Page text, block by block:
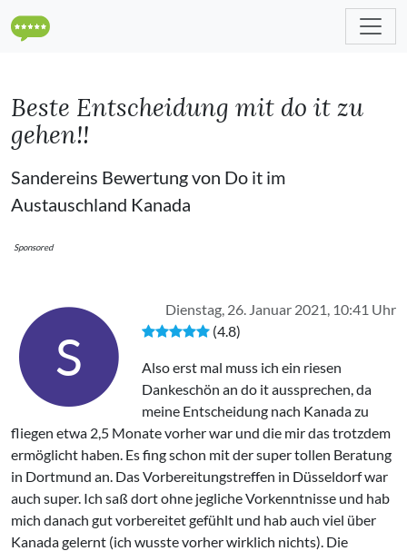
Beste Entscheidung mit do it zu
gehen!!
Sandereins Bewertung von Do it im
Austauschland Kanada
Sponsored
S
Dienstag, 26. Januar 2021, 10:41 Uhr
(4.8)
Also erst mal muss ich ein riesen
Dankeschön an do it aussprechen, da
meine Entscheidung nach Kanada zu
fliegen etwa 2,5 Monate vorher war und die mir das trotzdem
ermöglicht haben. Es fing schon mit der super tollen Beratung
in Dortmund an. Das Vorbereitungstreffen in Düsseldorf war
auch super. Ich saß dort ohne jegliche Vorkenntnisse und hab
mich danach gut vorbereitet gefühlt und hab auch viel über
Kanada gelernt (ich wusste vorher wirklich nichts). Die